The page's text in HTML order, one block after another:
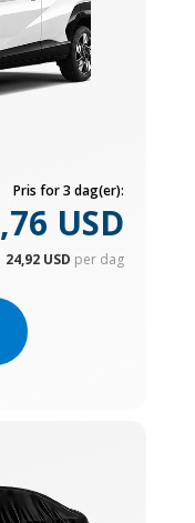
Pris for 3 dag(er):
USD
24,92 USD per dag